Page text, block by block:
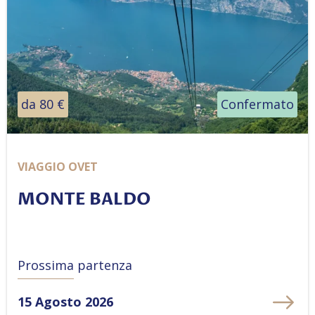
da 80 € Confermato
VIAGGIO OVET
MONTE BALDO
Prossima partenza
15 Agosto 2026